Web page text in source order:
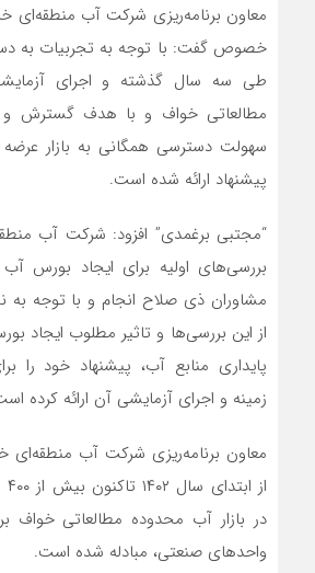
معاون برنامه‌ریزی شرکت آب منطقه‌ای
خصوص گفت: با توجه به تجربیات به
طی سه سال گذشته و اجرای
مطالعاتی خواف و با هدف گسترش و
سهولت دسترسی همگانی به بازار
پیشنهاد ارائه شده است.
“مجتبی برغمدی” افزود: شرکت آب
بررسی‌های اولیه برای ایجاد بورس آب
مشاوران ذی صلاح انجام و با توجه به
از این بررسی‌ها و تاثیر مطلوب ایجاد
پایداری منابع آب، پیشنهاد خود را
زمینه و اجرای آزمایشی آن ارائه کرده
معاون برنامه‌ریزی شرکت آب
در بازار آب محدوده مطالعاتی خواف
واحدهای صنعتی، مبادله شده است.